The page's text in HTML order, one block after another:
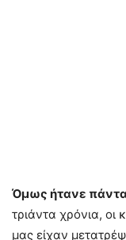
Όμως ήτανε πάντα
τριάντα χρόνια, οι
μας είχαν